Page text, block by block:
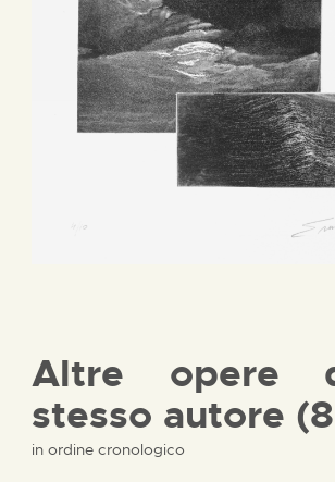
Altre opere
stesso autore
in ordine cronologico